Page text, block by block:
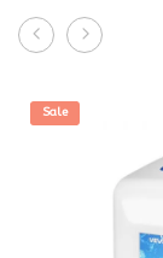
Product
Cafetera
12Agua
Alcohol
Sale